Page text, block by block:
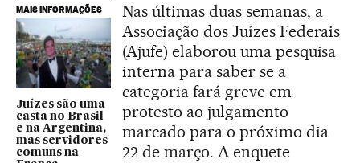
MAIS INFORMAÇÕES
Juízes são uma
casta no Brasil
e na Argentina,
mas servidores
comuns na
Nas últimas duas semanas, a
Associação dos Juízes Federais
(Ajufe) elaborou uma pesquisa
interna para saber se a
categoria fará greve em
protesto ao julgamento
marcado para o próximo dia
22 de março. A enquete